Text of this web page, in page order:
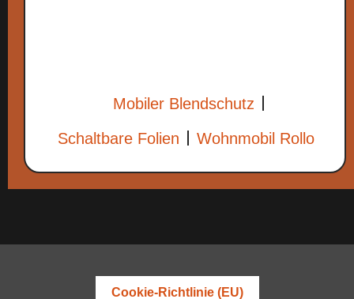
Mobiler Blendschutz
Schaltbare Folien
Wohnmobil Rollo
Cookie-Richtlinie (EU)